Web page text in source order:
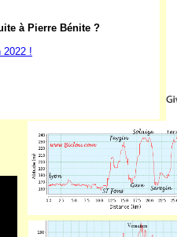
à Pierre Bénite ?
2022 !